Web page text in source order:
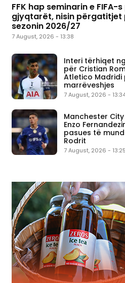
FFK hap seminarin e FIFA-
gjyqtarët, nisin përgatitjet
sezonin 2026/27
7 August, 2026 - 13:38
Interi tërhiqet
për Cristian
Atletico Madridi
marrëveshjes
7 August, 2026 -
Manchester
Enzo
pasues të
Rodrit
7 August, 2026 - 13:25